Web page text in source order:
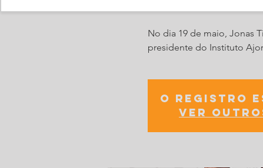
No dia 19 de maio, Jonas
presidente do Instituto
O registro
Ver